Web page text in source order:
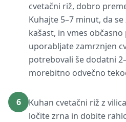
cvetačni riž, dobro
Kuhajte 5–7 minut, da
kašast, in vmes občasno
uporabljate zamrznjen
potrebovali še dodatni
morebitno odvečno
6
Kuhan cvetačni riž z
ločite zrna in dobite